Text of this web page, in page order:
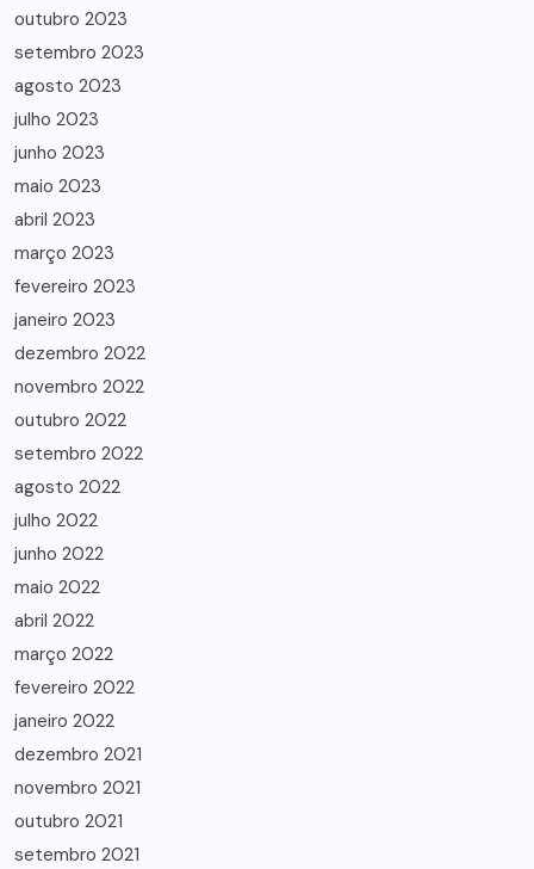
outubro 2023
setembro 2023
agosto 2023
julho 2023
junho 2023
maio 2023
abril 2023
março 2023
fevereiro 2023
janeiro 2023
dezembro 2022
novembro 2022
outubro 2022
setembro 2022
agosto 2022
julho 2022
junho 2022
maio 2022
abril 2022
março 2022
fevereiro 2022
janeiro 2022
dezembro 2021
novembro 2021
outubro 2021
setembro 2021